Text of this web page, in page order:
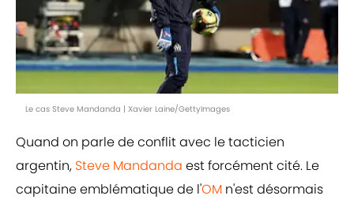
Le cas Steve Mandanda | Xavier Laine/GettyImages
Quand on parle de conflit avec le tacticien
argentin, Steve Mandanda est forcément cité. Le
capitaine emblématique de l'OM n'est désormais